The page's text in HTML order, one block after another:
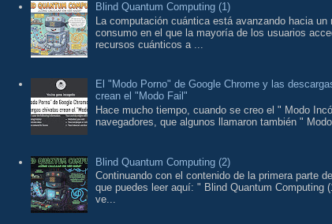
Blind Quantum Computing (1)
La computación cuántica está avanzando hacia un
consumo en el que la mayoría de los usuarios
recursos cuánticos a ...
El "Modo Porno" de Google Chrome y las
crean el "Modo Fail"
Hace mucho tiempo, cuando se creo el " Modo
navegadores, que algunos llamaron también " Modo
Blind Quantum Computing (2)
Continuando con el contenido de la primera parte
que puedes leer aquí: " Blind Quantum Computing
ve...